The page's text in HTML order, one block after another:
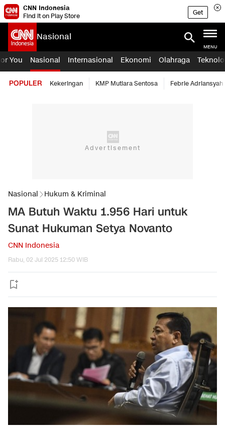
CNN Indonesia
Find it on Play Store
Get
Nasional
MENU
You Nasional Internasional Ekonomi Olahraga
POPULER Kekeringan KMP Mutiara Sentosa Febrie Adriansyah
Nasional Hukum & Kriminal
MA Butuh Waktu 1.956 Hari untuk
Sunat Hukuman Setya Novanto
CNN Indonesia
Rabu, 02 Jul 2025 12:50 WIB